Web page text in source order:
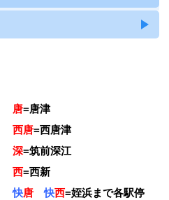
唐=唐津
西唐=西唐津
深=筑前深江
西=西新
快唐 快西=姪浜まで各駅停